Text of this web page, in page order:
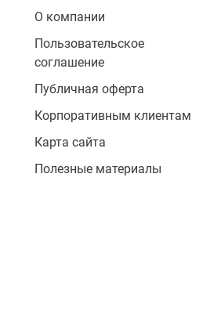
О компании
Пользовательское
соглашение
Публичная оферта
Корпоративным клиентам
Карта сайта
Полезные материалы